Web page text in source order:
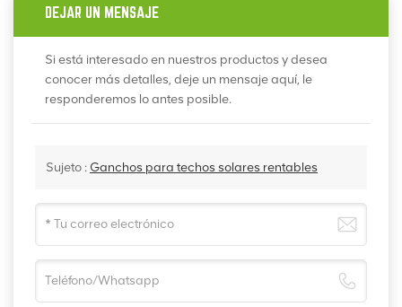
DEJAR UN MENSAJE
Si está interesado en nuestros productos y desea
conocer más detalles, deje un mensaje aquí, le
responderemos lo antes posible.
Sujeto : Ganchos para techos solares rentables